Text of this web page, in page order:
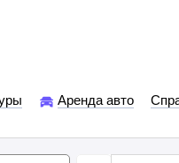
Аренда авто